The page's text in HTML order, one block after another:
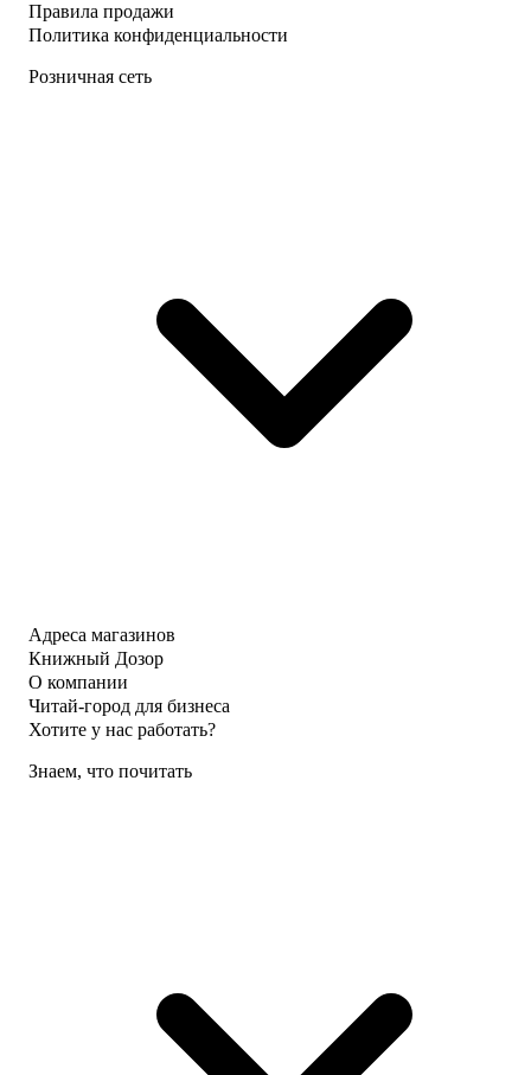
Правила продажи
Политика конфиденциальности
Розничная сеть
Адреса магазинов
Книжный Дозор
О компании
Читай-город для бизнеса
Хотите у нас работать?
Знаем, что почитать